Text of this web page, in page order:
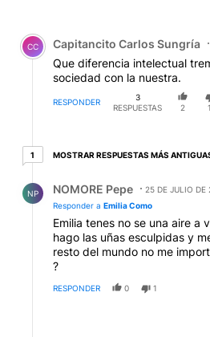
Comentario de Capitancito
CC Capitancito Carlos Sungría
Que diferencia intelectual
sociedad con la nuestra.
RESPONDER
3
RESPUESTAS
2 1
11 respuesta más antiguas
MOSTRAR RESPUESTAS MÁS
NP NOMORE Pepe
25 DE JULIO DE
Responder a Emilia Como
Emilia tenes no se una aire a
hago las uñas esculpidas y
resto del mundo no me
?
RESPONDER 0 1